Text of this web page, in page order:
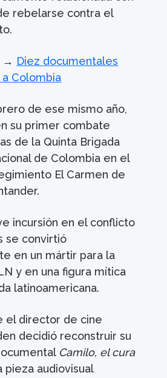
rebelarse contra el
→ Diez documentales
Colombia
de ese mismo año,
su primer combate
de la Quinta Brigada
de Colombia en el
El Carmen de
incursión en el conflicto
se convirtió
en un mártir para la
y en una figura mítica
latinoamericana.
el director de cine
decidió reconstruir su
Camilo, el cura
pieza audiovisual